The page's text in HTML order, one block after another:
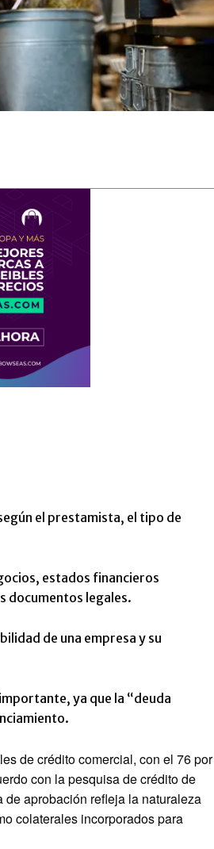
el prestamista, el tipo de
estados financieros
documentos legales.
de una empresa y su
ya que la “deuda
de crédito comercial, con el 76 por
con la pesquisa de crédito de
aprobación refleja la naturaleza
colaterales incorporados para